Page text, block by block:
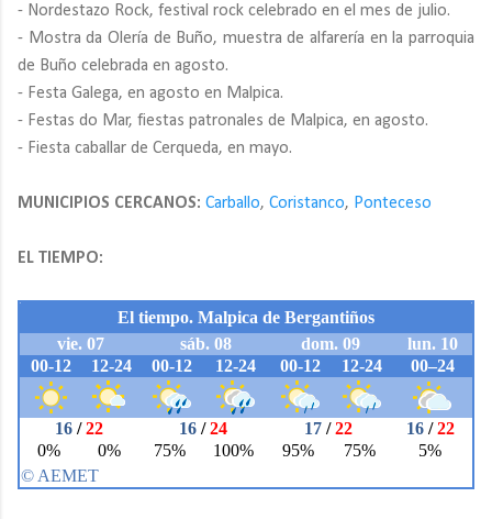
- Nordestazo Rock, festival rock celebrado en el mes de julio.
- Mostra da Olería de Buño, muestra de alfarería en la parroquia
de Buño celebrada en agosto.
- Festa Galega, en agosto en Malpica.
- Festas do Mar, fiestas patronales de Malpica, en agosto.
- Fiesta caballar de Cerqueda, en mayo.
MUNICIPIOS CERCANOS: Carballo, Coristanco, Ponteceso
EL TIEMPO: